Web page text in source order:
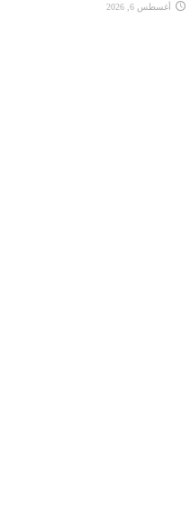
أغسطس 6, 2026